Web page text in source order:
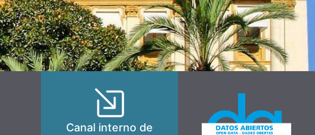
Canal interno de